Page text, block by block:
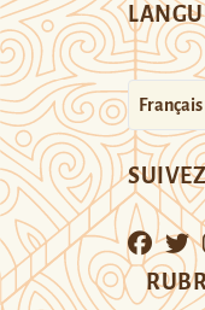
Français